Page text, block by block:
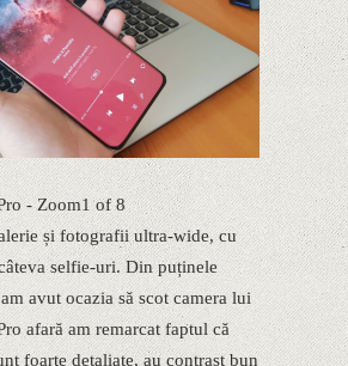
- Zoom1 of 8
și fotografii ultra-wide, cu
selfie-uri. Din puținele
avut ocazia să scot camera lui
afară am remarcat faptul că
foarte detaliate, au contrast bun